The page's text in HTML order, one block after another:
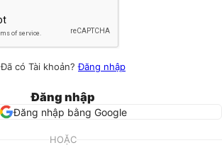
Đã có Tài khoản?Đăng nhập
Đăng nhập
Đăng nhập bằng Google
HOẶC